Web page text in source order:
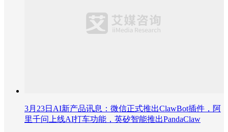
3月23日AI新产品讯息：微信正式推出ClawBot插件，阿
里千问上线AI打车功能，英矽智能推出PandaClaw